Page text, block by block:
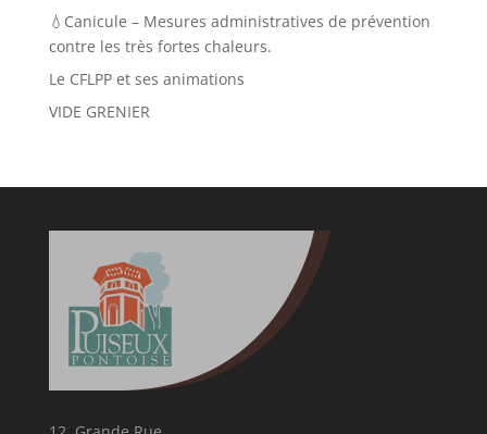
💧Canicule – Mesures administratives de prévention
contre les très fortes chaleurs.
Le CFLPP et ses animations
VIDE GRENIER